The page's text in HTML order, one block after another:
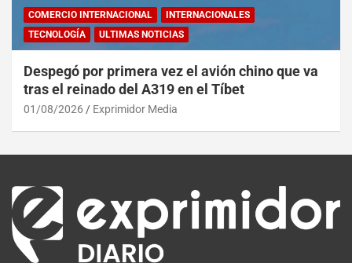
COMERCIO INTERNACIONAL
INTERNACIONALES
TECNOLOGÍA
ULTIMAS NOTICIAS
Despegó por primera vez el avión chino que va
tras el reinado del A319 en el Tíbet
01/08/2026 Exprimidor Media